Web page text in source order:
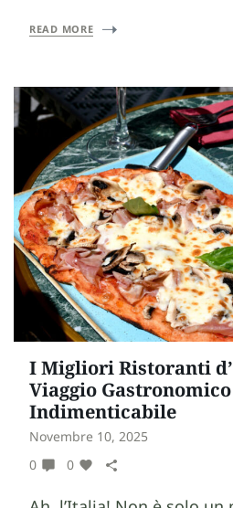
READ MORE
I Migliori Ristoranti
Viaggio Gastronomico
Indimenticabile
Novembre 10, 2025
0
0